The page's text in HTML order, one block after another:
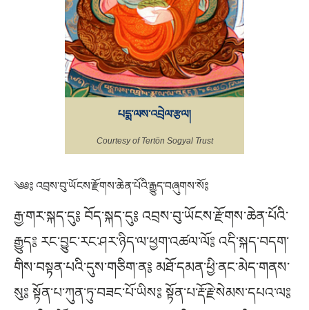
པདྨ་ལས་འབྲེལ་རྩལ།
Courtesy of Tertön Sogyal Trust
༄༅༔ འབྲས་བུ་ཡོངས་རྫོགས་ཆེན་པོའི་རྒྱུད་བཞུགས་སོ༔
རྒྱ་གར་སྐད་དུ༔ བོད་སྐད་དུ༔ འབྲས་བུ་ཡོངས་རྫོགས་ཆེན་པོའི་
རྒྱུད༔ རང་བྱུང་རང་ཤར་ཉིད་ལ་ཕྱག་འཚལ་ལོ༔ འདི་སྐད་བདག་
གིས་བསྟན་པའི་དུས་གཅིག་ན༔ མཐོ་དམན་ཕྱི་ནང་མེད་གནས་
སུ༔ སྟོན་པ་ཀུན་ཏུ་བཟང་པོ་ཡིས༔ སྟོན་པ་རྡོ་རྗེ་སེམས་དཔའ་ལ༔